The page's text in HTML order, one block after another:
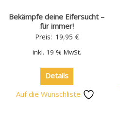
Bekämpfe deine Eifersucht –
für immer!
Preis: 19,95 €
inkl. 19 % MwSt.
Details
Auf die Wunschliste